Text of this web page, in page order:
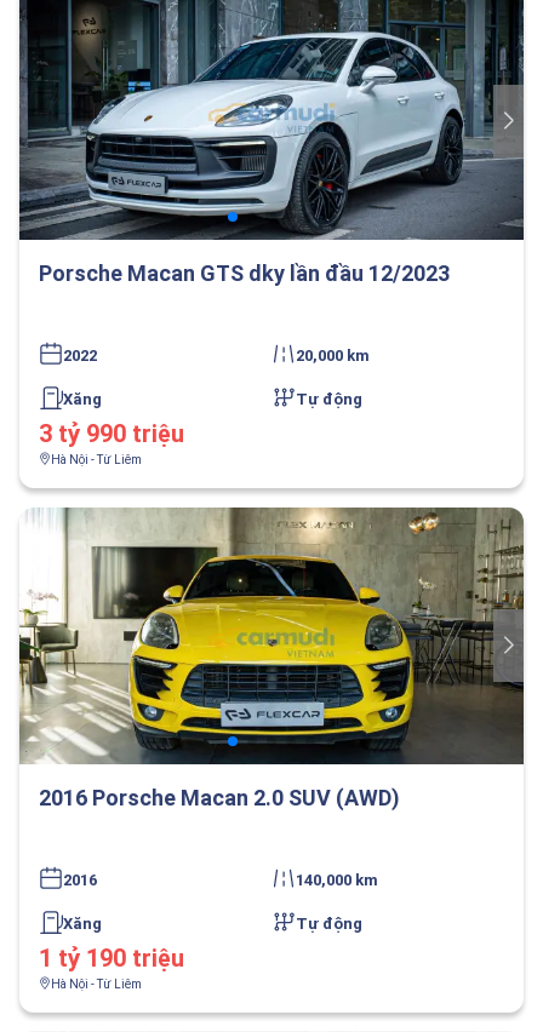
Porsche Macan GTS dky lần đầu 12/2023
2022 20,000 km
Xăng Tự động
3 tỷ 990 triệu
Hà Nội - Từ Liêm
2016 Porsche Macan 2.0 SUV (AWD)
2016 140,000 km
Xăng Tự động
1 tỷ 190 triệu
Hà Nội - Từ Liêm